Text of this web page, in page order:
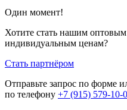
Один момент!
Хотите стать нашим
индивидуальным ценам?
Стать партнёром
Отправьте запрос по форме
по телефону +7 (915) 579-10-